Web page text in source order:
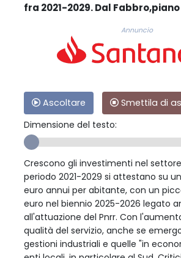
fra 2021-2029. Dal
Annuncio
Ascoltare
Smettila di
Dimensione del testo:
Crescono gli investimenti nel
periodo 2021-2029 si attestano su
euro annui per abitante, con un
euro nel biennio 2025-2026 legato
all'attuazione del Pnrr. Con
qualità del servizio, anche se
gestioni industriali e quelle "in